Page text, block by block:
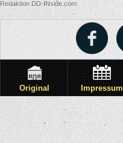
Redaktion DD-INside.com
Original Impressum